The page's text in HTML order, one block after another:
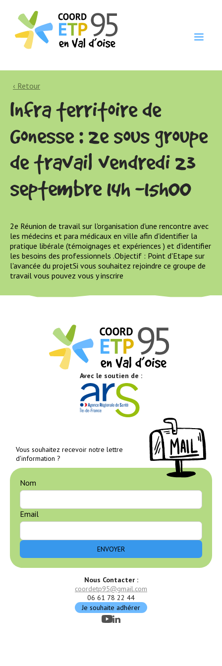
‹ Retour
Infra territoire de
Gonesse : 2e sous groupe
de travail vendredi 23
septembre 14h -15h00
2e Réunion de travail sur l'organisation d'une rencontre avec
les médecins et para médicaux en ville afin d'identifier la
pratique libérale (témoignages et expériences ) et d'identifier
les besoins des professionnels .Objectif : Point d'Etape sur
l'avancée du projetSi vous souhaitez rejoindre ce groupe de
travail vous pouvez vous y inscrire
Avec le soutien de :
Nous Contacter :
coordetp95@gmail.com
06 61 78 22 44
Je souhaite adhérer
Vous souhaitez recevoir notre lettre
d'information ?
Nom
Email